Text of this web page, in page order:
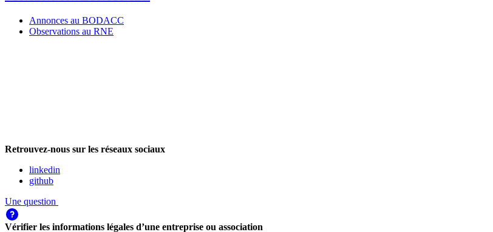
Annonces au BODACC
Observations au RNE
Retrouvez-nous sur les réseaux sociaux
linkedin
github
Une question
Vérifier les informations légales d’une entreprise ou association